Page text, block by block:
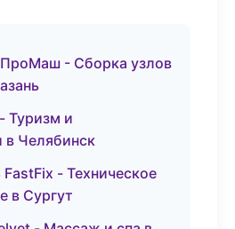
- Сборка узлов
Туризм и
в Челябинск
- Техническое
в Сургут